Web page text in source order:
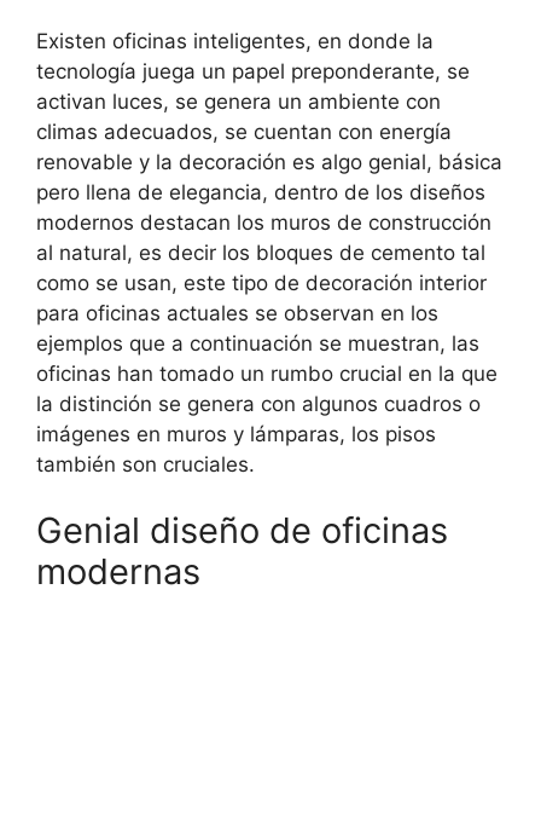
Existen oficinas inteligentes, en donde la
tecnología juega un papel preponderante, se
activan luces, se genera un ambiente con
climas adecuados, se cuentan con energía
renovable y la decoración es algo genial, básica
pero llena de elegancia, dentro de los diseños
modernos destacan los muros de construcción
al natural, es decir los bloques de cemento tal
como se usan, este tipo de decoración interior
para oficinas actuales se observan en los
ejemplos que a continuación se muestran, las
oficinas han tomado un rumbo crucial en la que
la distinción se genera con algunos cuadros o
imágenes en muros y lámparas, los pisos
también son cruciales.
Genial diseño de oficinas
modernas